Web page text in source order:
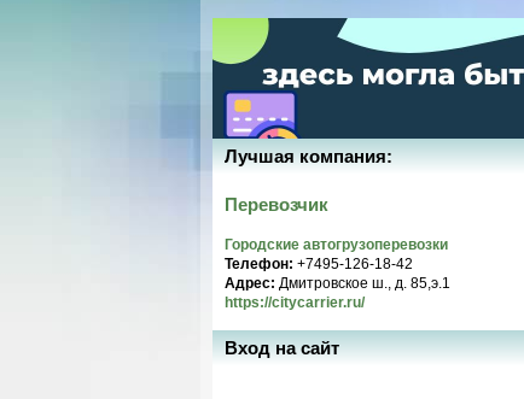
Лучшая компания:
Перевозчик
Городские автогрузоперевозки
Телефон: +7495-126-18-42
Адрес: Дмитровское ш., д. 85,э.1
https://citycarrier.ru/
Вход на сайт